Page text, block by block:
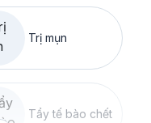
Trị mụn
Tẩy tế bào chết